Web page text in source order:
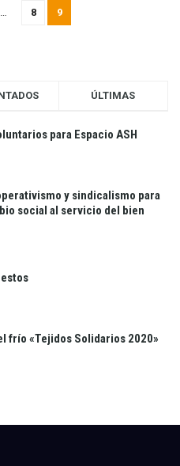
… 8 9
ÚLTIMAS
para Espacio ASH
y sindicalismo para
social al servicio del bien
frío «Tejidos Solidarios 2020»